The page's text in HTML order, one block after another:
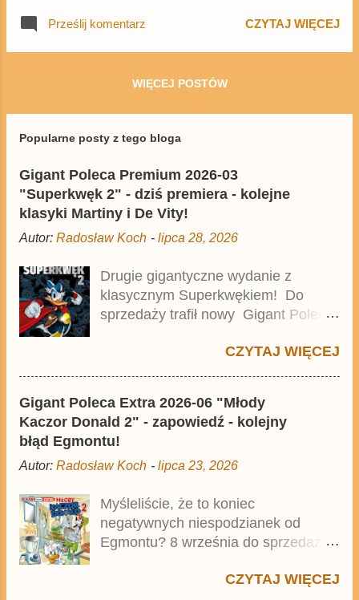
tym razem w grudniu też nie
listopadowe nowości , które były w
Prześlij komentarz CZYTAJ WIĘCEJ
WIĘCEJ POSTÓW
Popularne posty z tego bloga
Gigant Poleca Premium 2026-03
"Superkwęk 2" - dziś premiera - kolejne
klasyki Martiny i De Vity!
Autor: Radosław Koch - lipca 28, 2026
Drugie gigantyczne wydanie z
klasycznym Superkwękiem! Do
sprzedaży trafił nowy Gigant Poleca
Jest to kolejny 624-stronicowy tom z
wynosi 49,99 zł i zamówicie go także
z rabatem na Egmont.pl . Za
przekład odpowiadał Jacek
Drewnowski. Publikacja jest
niemieckiego Lustiges Taschenbuch
Phantomias Collection , który trafił do
sprzedaży pod koniec 2025 roku.
CZYTAJ WIĘCEJ
Gigant Poleca Extra 2026-06 "Młody
Kaczor Donald 2" - zapowiedź - kolejny
błąd Egmontu!
Autor: Radosław Koch - lipca 23, 2026
Myśleliście, że to koniec
negatywnych niespodzianek od
Egmontu? 8 września do sprzedaży
Kaczor Donald 2 . Jednak wbrew
CZYTAJ WIĘCEJ